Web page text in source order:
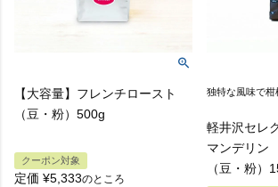
【大容量】フレンチロースト
（豆・粉）500g
クーポン対象
定価 ¥5,333のところ
独特な風味で柑
軽井沢セレ
マンデリン
（豆・粉）